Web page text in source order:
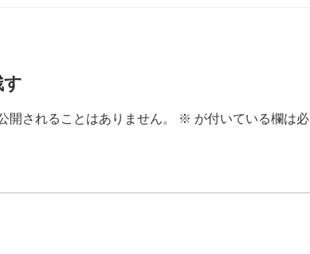
す
開されることはありません。 ※ が付いている欄は必